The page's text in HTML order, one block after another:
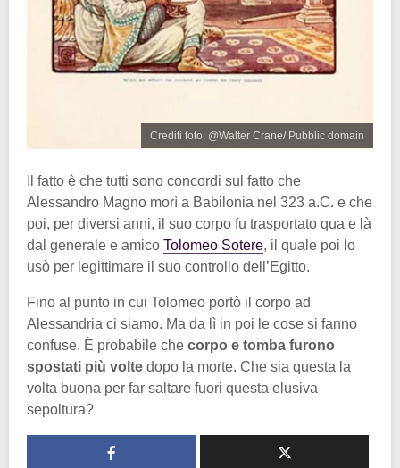
Crediti foto: @Walter Crane/ Pubblic domain
Il fatto è che tutti sono concordi sul fatto che
Alessandro Magno morì a Babilonia nel 323 a.C. e che
poi, per diversi anni, il suo corpo fu trasportato qua e là
dal generale e amico Tolomeo Sotere, il quale poi lo
usò per legittimare il suo controllo dell’Egitto.
Fino al punto in cui Tolomeo portò il corpo ad
Alessandria ci siamo. Ma da lì in poi le cose si fanno
confuse. È probabile che corpo e tomba furono
spostati più volte dopo la morte. Che sia questa la
volta buona per far saltare fuori questa elusiva
sepoltura?